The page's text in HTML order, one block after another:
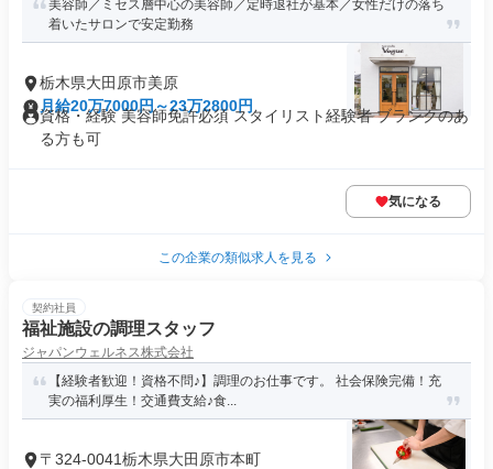
美容師／ミセス層中心の美容師／定時退社が基本／女性だけの落ち
着いたサロンで安定勤務
栃木県大田原市美原
月給20万7000円～23万2800円
資格・経験 美容師免許必須 スタイリスト経験者 ブランクのあ
る方も可
気になる
この企業の類似求人を見る
契約社員
福祉施設の調理スタッフ
ジャパンウェルネス株式会社
【経験者歓迎！資格不問♪】調理のお仕事です。 社会保険完備！充
実の福利厚生！交通費支給♪食...
〒324-0041栃木県大田原市本町